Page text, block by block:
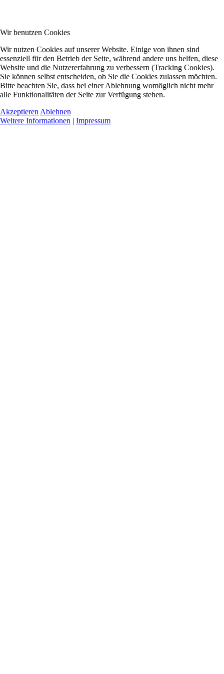
Wir benutzen Cookies
Wir nutzen Cookies auf unserer Website. Einige von ihnen sind
essenziell für den Betrieb der Seite, während andere uns helfen, diese
Website und die Nutzererfahrung zu verbessern (Tracking Cookies).
Sie können selbst entscheiden, ob Sie die Cookies zulassen möchten.
Bitte beachten Sie, dass bei einer Ablehnung womöglich nicht mehr
alle Funktionalitäten der Seite zur Verfügung stehen.
Akzeptieren Ablehnen
Weitere Informationen | Impressum